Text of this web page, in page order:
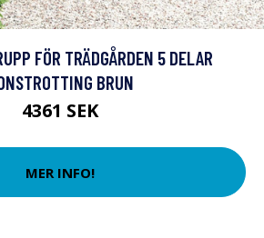
FÖR TRÄDGÅRDEN 5 DELAR
BRUN
4361 SEK
MER INFO!